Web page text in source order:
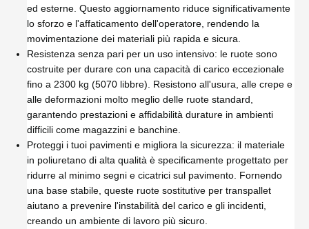
ed esterne. Questo aggiornamento riduce significativamente
lo sforzo e l'affaticamento dell'operatore, rendendo la
movimentazione dei materiali più rapida e sicura.
Resistenza senza pari per un uso intensivo: le ruote sono
costruite per durare con una capacità di carico eccezionale
fino a 2300 kg (5070 libbre). Resistono all'usura, alle crepe e
alle deformazioni molto meglio delle ruote standard,
garantendo prestazioni e affidabilità durature in ambienti
difficili come magazzini e banchine.
Proteggi i tuoi pavimenti e migliora la sicurezza: il materiale
in poliuretano di alta qualità è specificamente progettato per
ridurre al minimo segni e cicatrici sul pavimento. Fornendo
una base stabile, queste ruote sostitutive per transpallet
aiutano a prevenire l'instabilità del carico e gli incidenti,
creando un ambiente di lavoro più sicuro.